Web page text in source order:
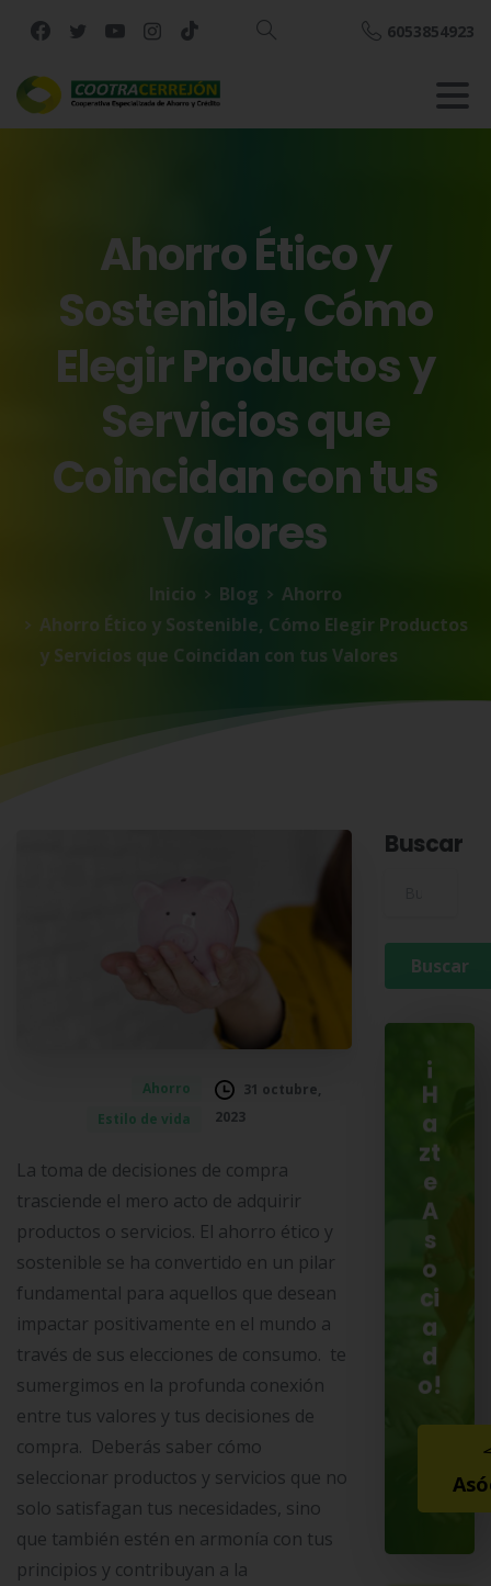
Buscar
6053854923
AhorroÉticoy
Sostenible,Cómo
ElegirProductosy
Serviciosque
Coincidancontus
Valores
Inicio Blog
Ahorro
Ahorro Ético y Sostenible, Cómo Elegir Productos
y Servicios que Coincidan con tus Valores
Ahorro
Estilo de vida
31 octubre,
2023
La toma de decisiones de compra
trasciende el mero acto de adquirir
productos o servicios. El ahorro ético y
sostenible se ha convertido en un pilar
fundamental para aquellos que desean
impactar positivamente en el mundo a
través de sus elecciones de consumo. te
sumergimos en la profunda conexión
entre tus valores y tus decisiones de
compra. Deberás saber cómo
seleccionar productos y servicios que no
solo satisfagan tus necesidades, sino
que también estén en armonía con tus
principios y contribuyan a la
Buscar
¡
H
a
zt
e
A
s
o
ci
a
d
o!